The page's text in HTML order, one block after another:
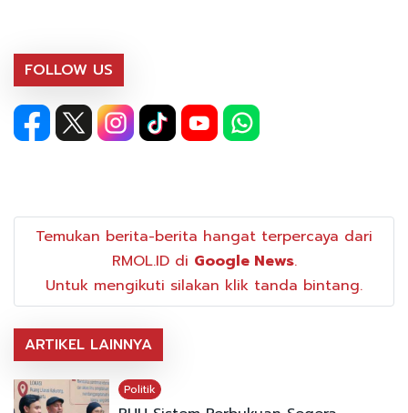
FOLLOW US
Temukan berita-berita hangat terpercaya dari
RMOL.ID di Google News.
Untuk mengikuti silakan klik tanda bintang.
ARTIKEL LAINNYA
Politik